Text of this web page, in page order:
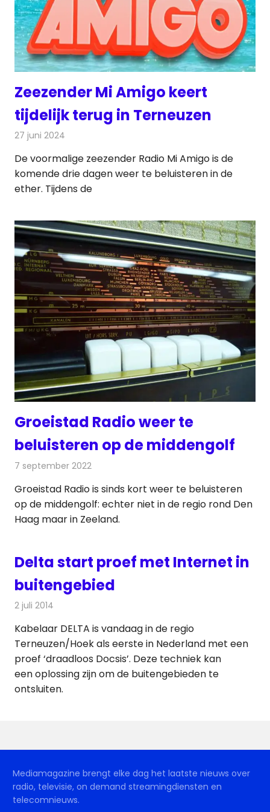
Zeezender Mi Amigo keert
tijdelijk terug in Terneuzen
27 juni 2024
De voormalige zeezender Radio Mi Amigo is de
komende drie dagen weer te beluisteren in de
ether. Tijdens de
Groeistad Radio weer te
beluisteren op de middengolf
7 september 2022
Groeistad Radio is sinds kort weer te beluisteren
op de middengolf: echter niet in de regio rond Den
Haag maar in Zeeland.
Delta start proef met Internet in
buitengebied
2 juli 2014
Kabelaar DELTA is vandaag in de regio
Terneuzen/Hoek als eerste in Nederland met een
proef ‘draadloos Docsis’. Deze techniek kan
een oplossing zijn om de buitengebieden te
ontsluiten.
Mediamagazine brengt elke dag het laatste nieuws over
radio, televisie, on demand streamingdiensten en
telecomnieuws.